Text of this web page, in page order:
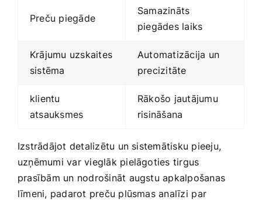
Preču piegāde
Samazināts
piegādes laiks
Krājumu uzskaites
sistēma
Automatizācija un
precizitāte
klientu
atsauksmes
Rākošo jautājumu
risināšana
Izstrādājot ‍detalizētu un sistemātisku pieeju,
uzņēmumi var vieglāk pielāgoties tirgus
prasībām un nodrošināt augstu apkalpošanas
līmeni, padarot preču plūsmas analīzi⁣ par